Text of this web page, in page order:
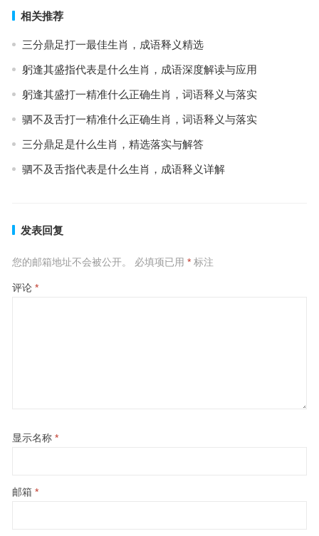
相关推荐
三分鼎足打一最佳生肖，成语释义精选
躬逢其盛指代表是什么生肖，成语深度解读与应用
躬逢其盛打一精准什么正确生肖，词语释义与落实
驷不及舌打一精准什么正确生肖，词语释义与落实
三分鼎足是什么生肖，精选落实与解答
驷不及舌指代表是什么生肖，成语释义详解
发表回复
您的邮箱地址不会被公开。 必填项已用 *标注
评论 *
显示名称 *
邮箱 *